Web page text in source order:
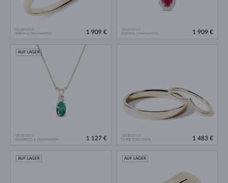
GELBGOLD
RUBIN & DIAMANTEN
1 909 €
GELBGOLD
RUBIN & DIAMANTEN
1 909 €
GELBGOLD
SMARAGD & DIAMANTEN
AUF LAGER
1 127 €
GELBGOLD
OHNE EDELSTEIN
1 483 €
AUF LAGER AUF LAGER